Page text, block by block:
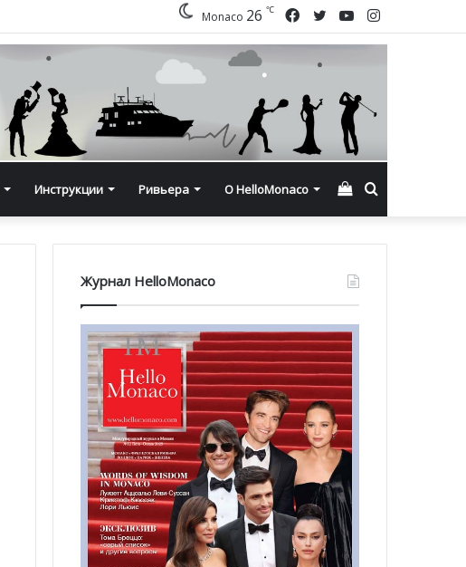
Instagram
YouTube
Twitter
Facebook
Monaco 26 ℃
Инструкции Ривьера О HelloMonaco Смотреть
корзину
Журнал HelloMonaco